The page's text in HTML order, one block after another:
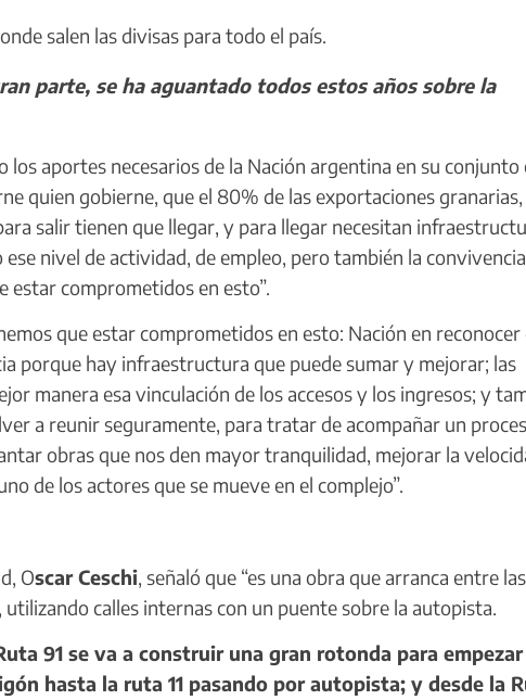
salen las divisas para todo el país.
parte, se ha aguantado todos estos años sobre la
los aportes necesarios de la Nación argentina en su conjunto
quien gobierne, que el 80% de las exportaciones
salir tienen que llegar, y para llegar necesitan
nivel de actividad, de empleo, pero también la
estar comprometidos en esto”.
que estar comprometidos en esto: Nación en reconocer
porque hay infraestructura que puede sumar y mejorar; las
manera esa vinculación de los accesos y los ingresos; y
a reunir seguramente, para tratar de acompañar un
obras que nos den mayor tranquilidad, mejorar la
de los actores que se mueve en el complejo”.
Oscar Ceschi, señaló que “es una obra que arranca entre las
calles internas con un puente sobre la autopista.
91 se va a construir una gran rotonda para
hasta la ruta 11 pasando por autopista; y desde la